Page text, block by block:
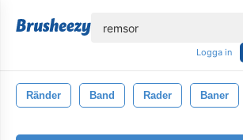
Logga in
Ränder Band Rader Baner